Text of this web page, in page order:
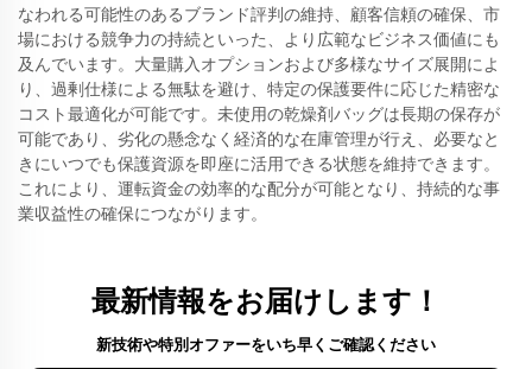
なわれる可能性のあるブランド評判の維持、顧客信頼の確保、市
場における競争力の持続といった、より広範なビジネス価値にも
及んでいます。大量購入オプションおよび多様なサイズ展開によ
り、過剰仕様による無駄を避け、特定の保護要件に応じた精密な
コスト最適化が可能です。未使用の乾燥剤バッグは長期の保存が
可能であり、劣化の懸念なく経済的な在庫管理が行え、必要なと
きにいつでも保護資源を即座に活用できる状態を維持できます。
これにより、運転資金の効率的な配分が可能となり、持続的な事
業収益性の確保につながります。
最新情報をお届けします！
新技術や特別オファーをいち早くご確認ください